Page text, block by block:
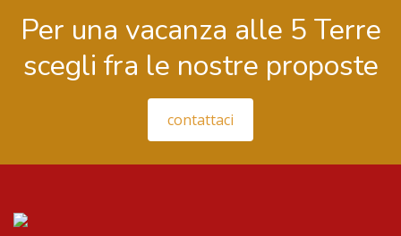
Per una vacanza alle 5 Terre
scegli fra le nostre proposte
contattaci